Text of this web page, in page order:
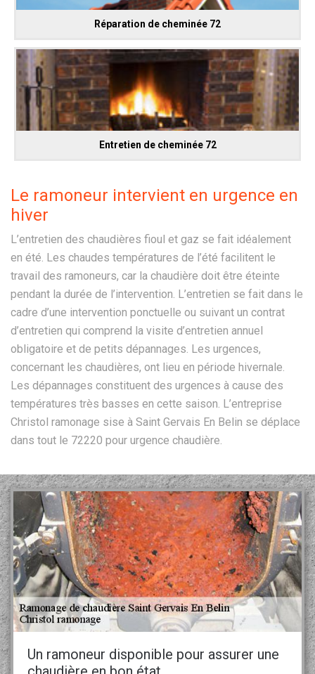
Réparation de cheminée 72
Entretien de cheminée 72
Le ramoneur intervient en urgence en
hiver
L’entretien des chaudières fioul et gaz se fait idéalement
en été. Les chaudes températures de l’été facilitent le
travail des ramoneurs, car la chaudière doit être éteinte
pendant la durée de l’intervention. L’entretien se fait dans le
cadre d’une intervention ponctuelle ou suivant un contrat
d’entretien qui comprend la visite d’entretien annuel
obligatoire et de petits dépannages. Les urgences,
concernant les chaudières, ont lieu en période hivernale.
Les dépannages constituent des urgences à cause des
températures très basses en cette saison. L’entreprise
Christol ramonage sise à Saint Gervais En Belin se déplace
dans tout le 72220 pour urgence chaudière.
Un ramoneur disponible pour assurer une